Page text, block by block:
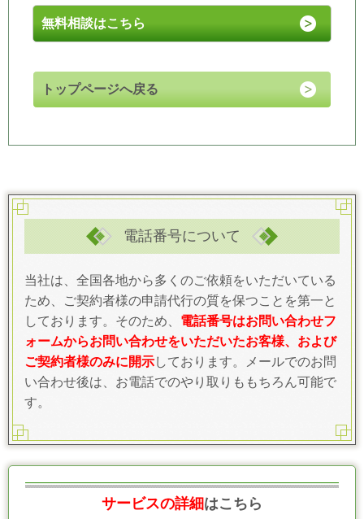
無料相談はこちら
トップページへ戻る
電話番号について
当社は、全国各地から多くのご依頼をいただいている
ため、ご契約者様の申請代行の質を保つことを第一と
しております。そのため、 電話番号はお問い合わせフ
ォームからお問い合わせをいただいたお客様、および
ご契約者様のみに開示しております。メールでのお問
い合わせ後は、お電話でのやり取りももちろん可能で
す。
サービスの詳細はこちら